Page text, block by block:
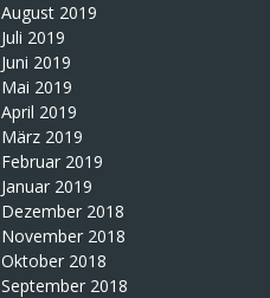
August 2019
Juli 2019
Juni 2019
Mai 2019
April 2019
März 2019
Februar 2019
Januar 2019
Dezember 2018
November 2018
Oktober 2018
September 2018